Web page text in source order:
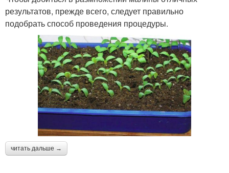
результатов, прежде всего, следует правильно
подобрать способ проведения процедуры.
читать дальше →